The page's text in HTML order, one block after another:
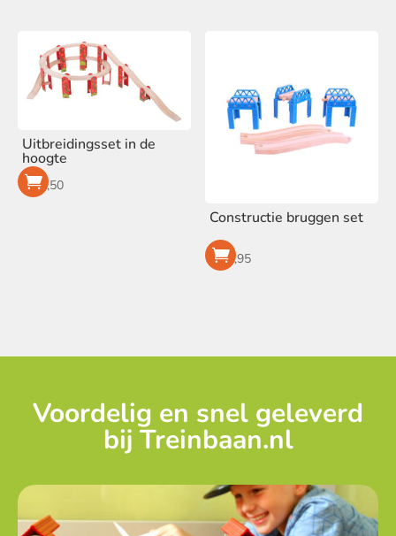
Uitbreidingsset in de
hoogte
€42,50
Constructie bruggen set
€19,95
Voordelig en snel geleverd
bij Treinbaan.nl